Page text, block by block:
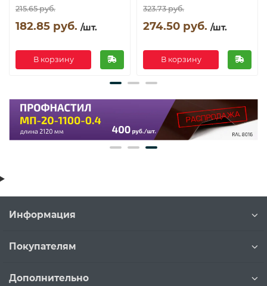
215.65 руб.
182.85 руб. /шт.
В корзину
323.73 руб.
274.50 руб. /шт.
В корзину
Информация
Покупателям
Дополнительно